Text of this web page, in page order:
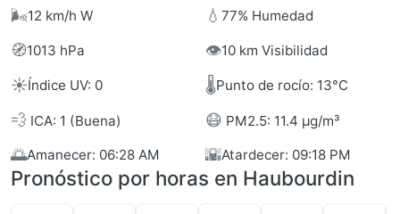
🌬️12 km/h W 💧 77% Humedad
🧭1013 hPa 👁️10 km Visibilidad
☀️Índice UV: 0 🌡️Punto de rocío: 13°C
💨 ICA: 1 (Buena) 😷 PM2.5: 11.4 µg/m³
🌅Amanecer: 06:28 AM 🌇Atardecer: 09:18 PM
Pronóstico por horas en Haubourdin